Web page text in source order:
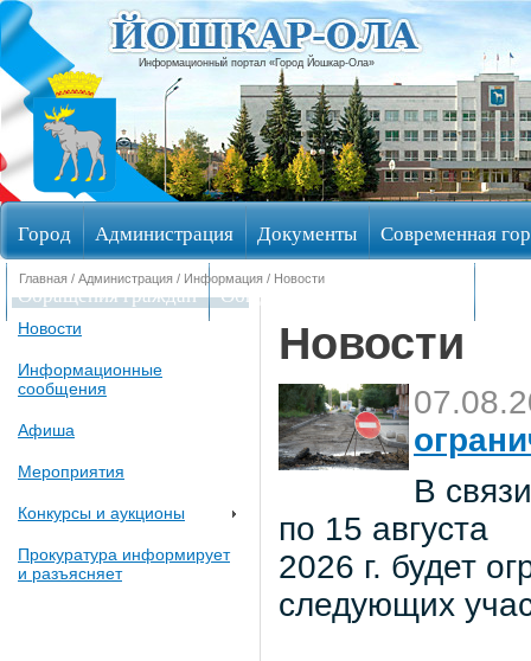
Информационный портал «Город Йошкар-Ола»
Город Администрация Документы Современная
Обращения граждан Общественные обсуждения
Главная / Администрация / Информация / Новости
Новости
Информационные
сообщения
Афиша
Мероприятия
Конкурсы и аукционы
Прокуратура информирует
и разъясняет
Новости
В
по 15 августа
2026 г. будет
следующих